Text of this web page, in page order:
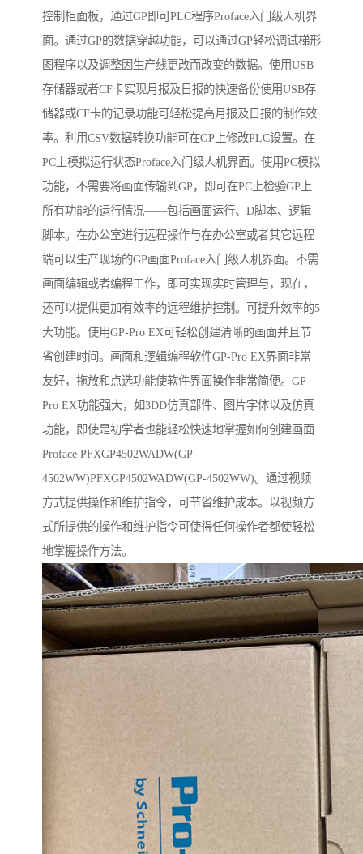
控制柜面板，通过GP即可PLC程序Proface入门级人机界
面。通过GP的数据穿越功能，可以通过GP轻松调试梯形
图程序以及调整因生产线更改而改变的数据。使用USB
存储器或者CF卡实现月报及日报的快速备份使用USB存
储器或CF卡的记录功能可轻松提高月报及日报的制作效
率。利用CSV数据转换功能可在GP上修改PLC设置。在
PC上模拟运行状态Proface入门级人机界面。使用PC模拟
功能，不需要将画面传输到GP，即可在PC上检验GP上
所有功能的运行情况——包括画面运行、D脚本、逻辑
脚本。在办公室进行远程操作与在办公室或者其它远程
端可以生产现场的GP画面Proface入门级人机界面。不需
画面编辑或者编程工作，即可实现实时管理与，现在，
还可以提供更加有效率的远程维护控制。可提升效率的5
大功能。使用GP-Pro EX可轻松创建清晰的画面并且节
省创建时间。画面和逻辑编程软件GP-Pro EX界面非常
友好，拖放和点选功能使软件界面操作非常简便。GP-
Pro EX功能强大，如3DD仿真部件、图片字体以及仿真
功能，即使是初学者也能轻松快速地掌握如何创建画面
Proface PFXGP4502WADW(GP-
4502WW)PFXGP4502WADW(GP-4502WW)。通过视频
方式提供操作和维护指令，可节省维护成本。以视频方
式所提供的操作和维护指令可使得任何操作者都使轻松
地掌握操作方法。